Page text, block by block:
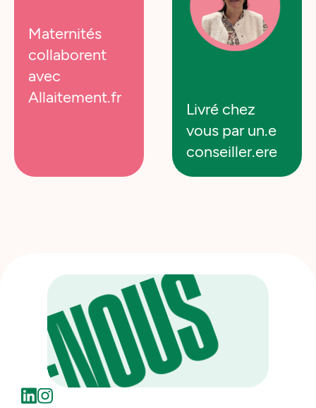
Maternités
collaborent
avec
Allaitement.fr
Livré chez
vous par un.e
conseiller.ere